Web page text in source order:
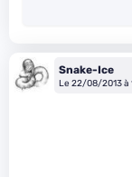
Snake-Ice
Le 22/08/2013 à